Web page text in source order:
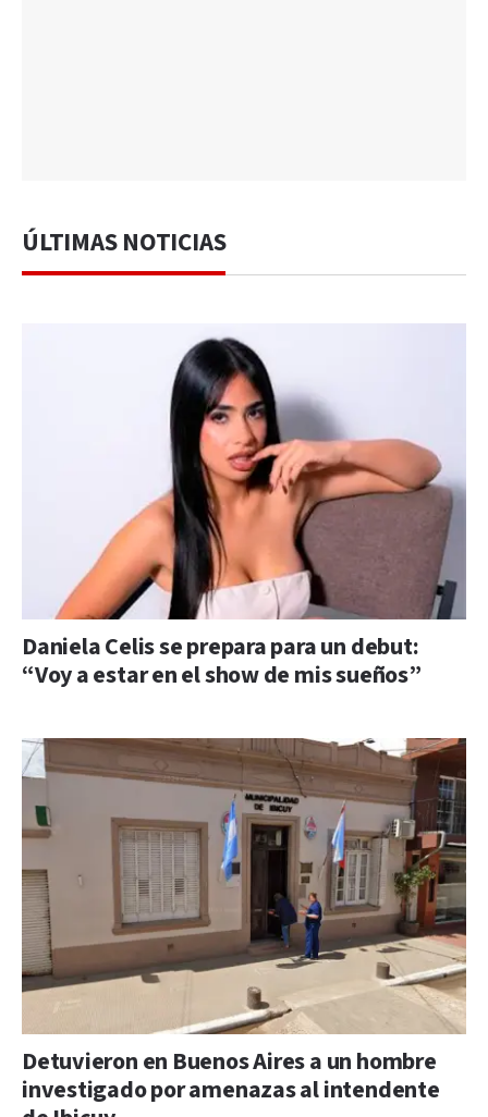
ÚLTIMAS NOTICIAS
Daniela Celis se prepara para un debut:
“Voy a estar en el show de mis sueños”
Detuvieron en Buenos Aires a un hombre
investigado por amenazas al intendente